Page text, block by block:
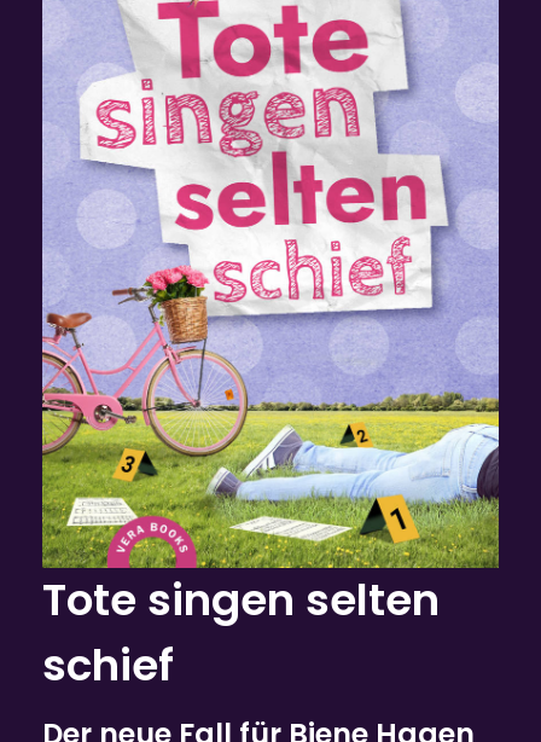
Tote singen selten
schief
Der neue Fall für Biene Hagen